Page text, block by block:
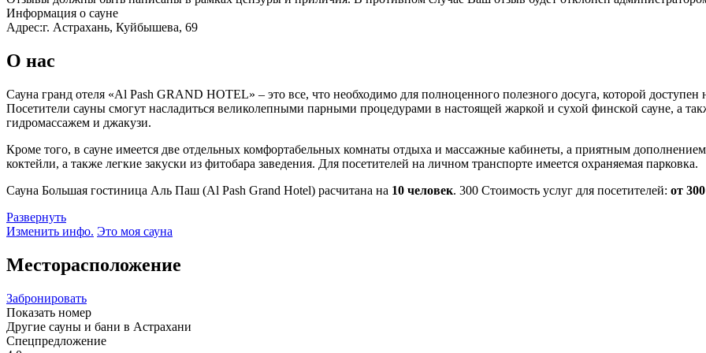
Информация о сауне
Адрес:г. Астрахань, Куйбышева, 69
О нас
Сауна гранд отеля «Al Pash GRAND HOTEL» – это все, что необходимо для полноценного полезного досуга, которой
Посетители сауны смогут насладиться великолепными парными процедурами в настоящей жаркой и сухой финской сауне, а
гидромассажем и джакузи.
Кроме того, в сауне имеется две отдельных комфортабельных комнаты отдыха и массажные кабинеты, а приятным
коктейли, а также легкие закуски из фитобара заведения. Для посетителей на личном транспорте имеется охраняемая парковка.
Сауна Большая гостиница Аль Паш (Al Pash Grand Hotel) расчитана на 10 человек. 300 Стоимость услуг для посетителей: от
Развернуть
Изменить инфо. Это моя сауна
Месторасположение
Забронировать
Показать номер
Другие сауны и бани в Астрахани
Спецпредложение